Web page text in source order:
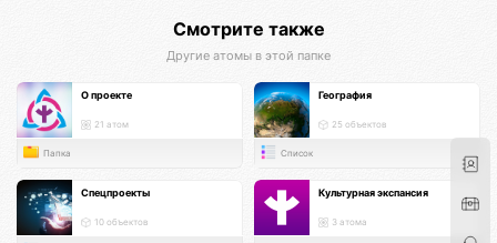
Смотрите также
Другие атомы в этой папке
О проекте
21 атом
Папка
География
25 объектов
Список
Спецпроекты
10 объектов
Культурная экспансия
3 атома